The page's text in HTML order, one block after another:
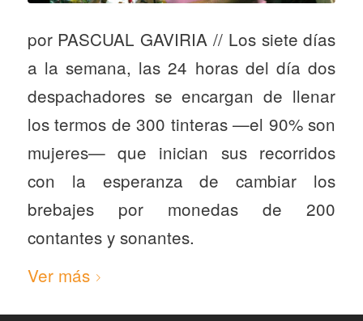
por PASCUAL GAVIRIA // Los siete días
a la semana, las 24 horas del día dos
despachadores se encargan de llenar
los termos de 300 tinteras —el 90% son
mujeres— que inician sus recorridos
con la esperanza de cambiar los
brebajes por monedas de 200
contantes y sonantes.
Ver más